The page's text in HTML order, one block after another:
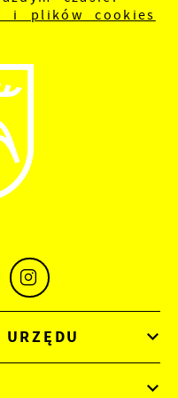
i plików cookies